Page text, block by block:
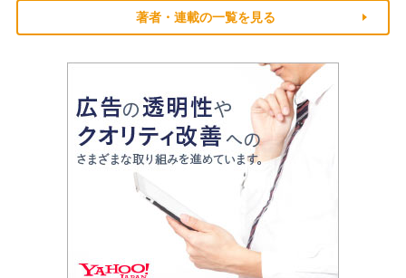
著者・連載の一覧を見る